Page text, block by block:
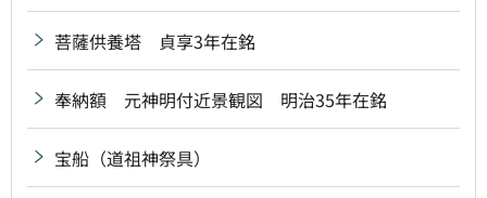
菩薩供養塔 貞享3年在銘
奉納額 元神明付近景観図 明治35年在銘
宝船（道祖神祭具）